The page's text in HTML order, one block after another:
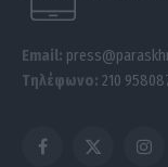
Email:
Τηλέφωνο: 210
Facebook
X